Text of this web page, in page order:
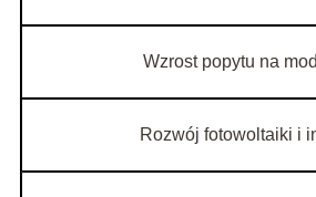
Wzrost popytu na
Rozwój fotowoltaiki i